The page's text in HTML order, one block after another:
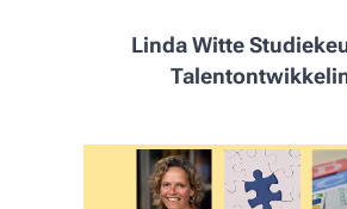
Linda Witte